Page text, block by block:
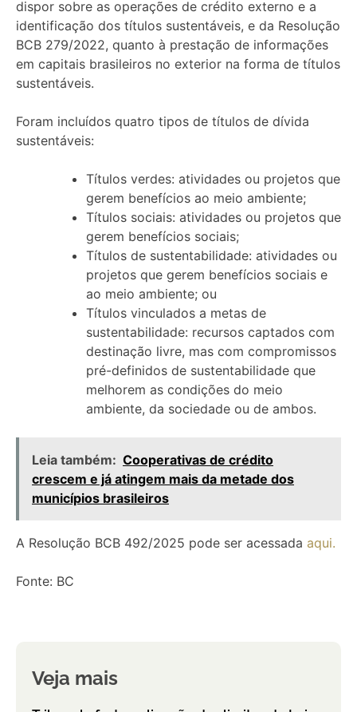
dispor sobre as operações de crédito externo e a
identificação dos títulos sustentáveis, e da Resolução
BCB 279/2022, quanto à prestação de informações
em capitais brasileiros no exterior na forma de títulos
sustentáveis.
Foram incluídos quatro tipos de títulos de dívida
sustentáveis:
Títulos verdes: atividades ou projetos que
gerem benefícios ao meio ambiente;
Títulos sociais: atividades ou projetos que
gerem benefícios sociais;
Títulos de sustentabilidade: atividades ou
projetos que gerem benefícios sociais e
ao meio ambiente; ou
Títulos vinculados a metas de
sustentabilidade: recursos captados com
destinação livre, mas com compromissos
pré-definidos de sustentabilidade que
melhorem as condições do meio
ambiente, da sociedade ou de ambos.
Leia também: Cooperativas de crédito
crescem e já atingem mais da metade dos
municípios brasileiros
A Resolução BCB 492/2025 pode ser acessada aqui.
Fonte: BC
Veja mais